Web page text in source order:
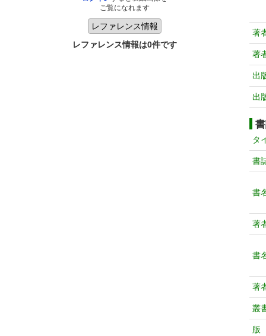
ご覧になれます
レファレンス情報は0件です
著
著
出
出
タ
書
書
著
書
著
叢
版